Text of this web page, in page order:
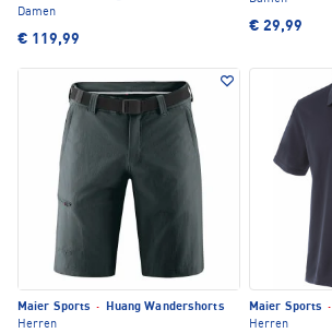
Damen
€ 119,99
€ 29,99
Maier Sports ·
Huang Wandershorts
Herren
Maier Sports ·
Herren